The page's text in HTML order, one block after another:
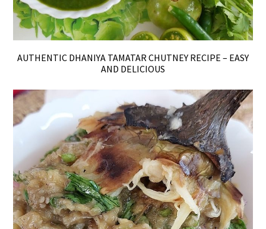
AUTHENTIC DHANIYA TAMATAR CHUTNEY RECIPE – EASY
AND DELICIOUS